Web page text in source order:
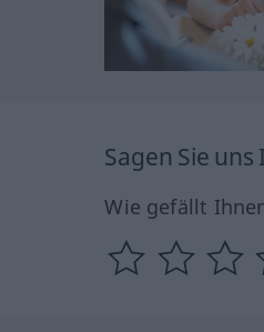
Sagen Sie
Wie gefällt